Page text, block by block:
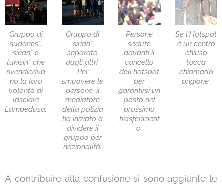
Gruppo di
sudanes*,
sirian* e
tunisin* che
rivendicava
no la loro
volontà di
lasciare
Lampedusa.
Gruppo di
sirian*
separato
dagli altri.
Per
smuovere le
persone, il
mediatore
della polizia
ha iniziato a
dividere il
gruppo per
nazionalità.
Persone
sedute
davanti il
cancello
dell'hotspot
per
garantirsi un
posto nel
prossimo
trasferiment
o.
Se l'Hotspot
è un centro
chiuso
tocca
chiamarlo
prigione.
A contribuire alla confusione si sono aggiunte le